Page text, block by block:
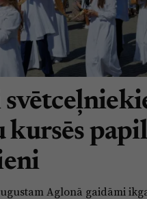
kursēs
Aglonā gaidāmi